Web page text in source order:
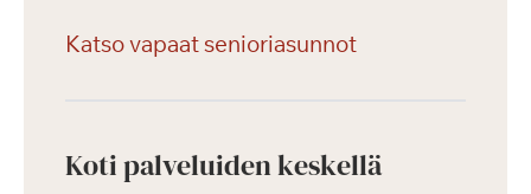
Katso vapaat senioriasunnot
Koti palveluiden keskellä